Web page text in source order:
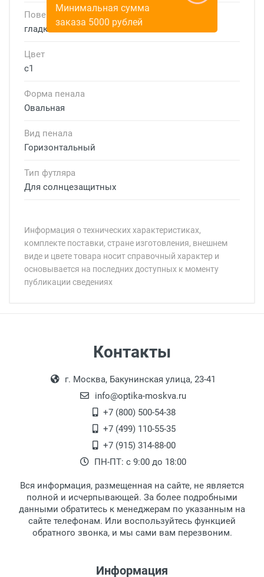
Поверхность
гладкая
Цвет
с1
Форма пенала
Овальная
Вид пенала
Горизонтальный
Тип футляра
Для солнцезащитных
Информация о технических характеристиках,
комплекте поставки, стране изготовления, внешнем
виде и цвете товара носит справочный характер и
основывается на последних доступных к моменту
публикации сведениях
Ширина:
Тип футляра:
Самовывоз.
Оплата товара производится
наличными непосредственно на пункте
выдачи товара.
Перечисление средств на расчетный счет.
18:00, по субботам с 11:00 до 15:00, в
офисе по адресу: г. Москва,
Переведеновский переулок 17, корпус 1,
второй этаж, тел. +7 (499) 110-55-35.
После того, как заказ поступает в пункт
выдачи, наш менеджер связывается с
клиентом и оповещает о поступлении
Для получения товара при себе
обязательно иметь паспорт.
Заказ необходимо забрать в течение 3
рабочих дней с момента поступления на
дополнительных расходов за хранение
Контакты
г. Москва, Бакунинская улица, 23-41
info@optika-moskva.ru
+7 (800) 500-54-38
+7 (499) 110-55-35
+7 (915) 314-88-00
ПН-ПТ: с 9:00 до 18:00
Вся информация, размещенная на сайте, не является
полной и исчерпывающей. За более подробными
данными обратитесь к менеджерам по указанным на
сайте телефонам. Или воспользуйтесь функцией
обратного звонка, и мы сами вам перезвоним.
Информация
Минимальная сумма
заказа 5000 рублей